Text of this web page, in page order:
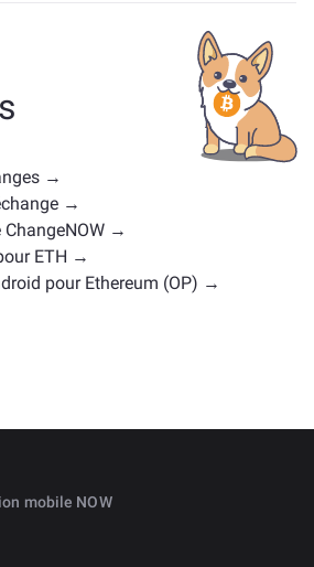
stablecoin, d'un token utilitaire,
coin, ou d'un autre type. Les
incluent d'autres
des cas d'utilisation ou des
similaires. Consultez tous les
échange sur la
page d'échange
→
→
→
ETH →
pour Ethereum (OP) →
mobile NOW